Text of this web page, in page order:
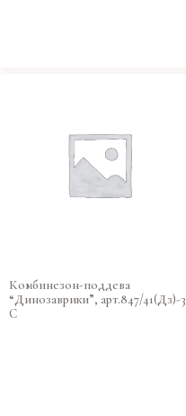
Комбинезон-поддева
“Динозаврики”, арт.847/41(Дз)-3
C